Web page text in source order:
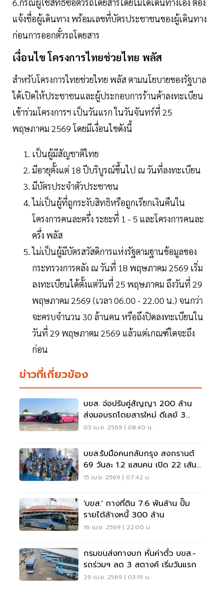
แจ้งชื่อผู้เดินทาง พร้อมเลขที่บัตรประชาชนของผู้เดินทาง
ก่อนการออกตั๋วรถโดยสาร
เงื่อนไข โครงการไทยช่วยไทย พลัส
สำหรับโครงการไทยช่วยไทย พลัส ตามนโยบายของรัฐบาล
ได้เปิดให้ประชาชนและผู้ประกอบการร้านค้าลงทะเบียน
เข้าร่วมโครงการฯ เป็นวันแรก ในวันจันทร์ที่ 25
พฤษภาคม 2569 โดยมีเงื่อนไขดังนี้
เป็นผู้มีสัญชาติไทย
มีอายุตั้งแต่ 18 ปีบริบูรณ์ขึ้นไป ณ วันที่ลงทะเบียน
มีบัตรประจำตัวประชาชน
ไม่เป็นผู้ที่ถูกระงับสิทธิหรือถูกเรียกเงินคืนใน
โครงการคนละครึ่ง ระยะที่ 1 - 5 และโครงการคนละ
ครึ่ง พลัส
ไม่เป็นผู้มีบัตรสวัสดิการแห่งรัฐตามฐานข้อมูลของ
กระทรวงการคลัง ณ วันที่ 18 พฤษภาคม 2569 เริ่ม
ลงทะเบียนได้ตั้งแต่วันที่ 25 พฤษภาคม ถึงวันที่ 29
พฤษภาคม 2569 (เวลา 06.00 - 22.00 น.) จนกว่า
จะครบจำนวน 30 ล้านคน หรือถึงปิดลงทะเบียนใน
วันที่ 29 พฤษภาคม 2569 แล้วแต่เกณฑ์ใดจะถึง
ก่อน
ข่าวที่เกี่ยวข้อง
บขส. จ่อปรับคู่สัญญา 200 ล้าน
ส่งมอบรถโดยสารใหม่ ดีเลย์ 3
เดือน
03 เม.ย. 2569 | 08:40 น.
บขส.รับมือคนกลับกรุง สงกรานต์
69 วันละ 1.2 แสนคน เปิด 22 เส้น
ทาง-รถฟรีเชื่อมระบบราง
15 เม.ย. 2569 | 07:42 น.
'บขส.' กางที่ดิน 7.6 พันล้าน ปั๊ม
รายได้ล้างหนี้ 300 ล้าน
16 เม.ย. 2569 | 22:00 น.
กรมขนส่งทางบก หั่นค่าตั๋ว บขส.-
รถร่วมฯ ลด 3 สตางค์ เริ่มวันแรก
29 เม.ย. 2569 | 03:19 น.